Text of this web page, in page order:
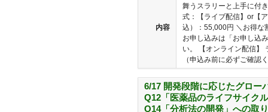
内容
舞うスラリーと上手に付
式：【ライブ配信】or【
込）：55,000円 ＼お得な
お申し込みは「お申し込
い。 【オンライン配信
（申込み前に必ずご確
6/17 開発段階に応じたグロー
Q12「医薬品のライフサイク
Q14「分析法の開発」への取